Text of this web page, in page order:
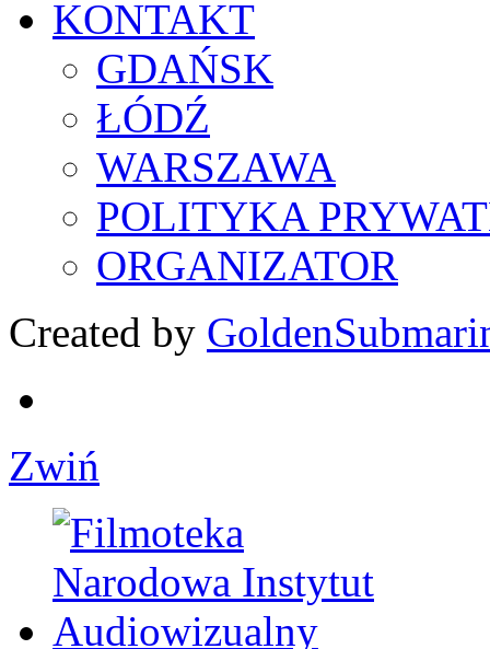
KONTAKT
GDAŃSK
ŁÓDŹ
WARSZAWA
POLITYKA
ORGANIZATOR
Created by
Zwiń